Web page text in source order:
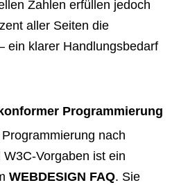
Zahlen erfüllen jedoch
aller Seiten die
ein klarer Handlungsbedarf
Programmierung
nach
Vorgaben ist ein
WEBDESIGN FAQ. Sie